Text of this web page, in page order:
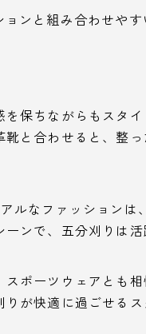
ンと組み合わせや
保ちながらもスタ
と合わせると、整っ
ルなファッションは
ンで、五分刈りは活
ポーツウェアとも相
が快適に過ごせるス